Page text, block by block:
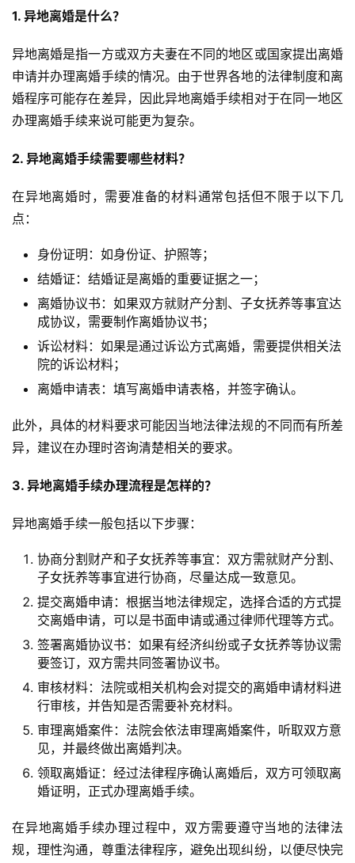
1. 异地离婚是什么？
异地离婚是指一方或双方夫妻在不同的地区或国家提出离婚
申请并办理离婚手续的情况。由于世界各地的法律制度和离
婚程序可能存在差异，因此异地离婚手续相对于在同一地区
办理离婚手续来说可能更为复杂。
2. 异地离婚手续需要哪些材料？
在异地离婚时，需要准备的材料通常包括但不限于以下几
点：
身份证明：如身份证、护照等；
结婚证：结婚证是离婚的重要证据之一；
离婚协议书：如果双方就财产分割、子女抚养等事宜达
成协议，需要制作离婚协议书；
诉讼材料：如果是通过诉讼方式离婚，需要提供相关法
院的诉讼材料；
离婚申请表：填写离婚申请表格，并签字确认。
此外，具体的材料要求可能因当地法律法规的不同而有所差
异，建议在办理时咨询清楚相关的要求。
3. 异地离婚手续办理流程是怎样的？
异地离婚手续一般包括以下步骤：
协商分割财产和子女抚养等事宜：双方需就财产分割、
子女抚养等事宜进行协商，尽量达成一致意见。
提交离婚申请：根据当地法律规定，选择合适的方式提
交离婚申请，可以是书面申请或通过律师代理等方式。
签署离婚协议书：如果有经济纠纷或子女抚养等协议需
要签订，双方需共同签署协议书。
审核材料：法院或相关机构会对提交的离婚申请材料进
行审核，并告知是否需要补充材料。
审理离婚案件：法院会依法审理离婚案件，听取双方意
见，并最终做出离婚判决。
领取离婚证：经过法律程序确认离婚后，双方可领取离
婚证明，正式办理离婚手续。
在异地离婚手续办理过程中，双方需要遵守当地的法律法
规，理性沟通，尊重法律程序，避免出现纠纷，以便尽快完